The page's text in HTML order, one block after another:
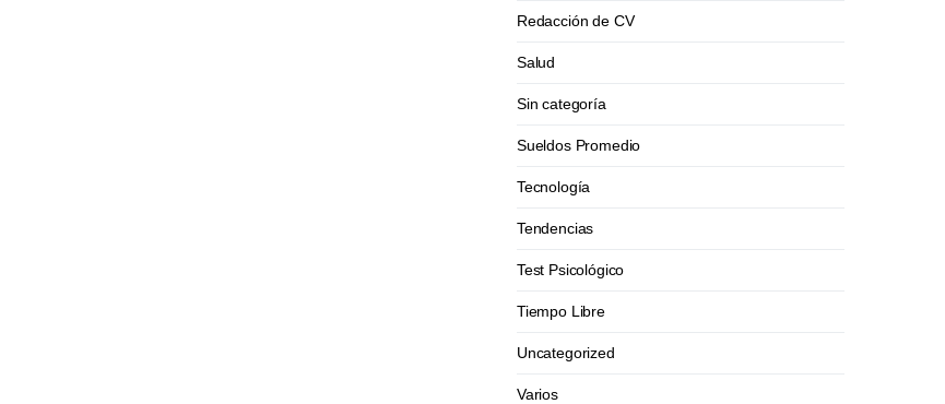
Redacción de CV
Salud
Sin categoría
Sueldos Promedio
Tecnología
Tendencias
Test Psicológico
Tiempo Libre
Uncategorized
Varios